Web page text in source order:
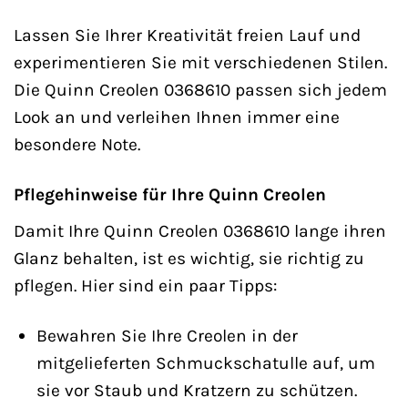
Lassen Sie Ihrer Kreativität freien Lauf und
experimentieren Sie mit verschiedenen Stilen.
Die Quinn Creolen 0368610 passen sich jedem
Look an und verleihen Ihnen immer eine
besondere Note.
Pflegehinweise für Ihre Quinn Creolen
Damit Ihre Quinn Creolen 0368610 lange ihren
Glanz behalten, ist es wichtig, sie richtig zu
pflegen. Hier sind ein paar Tipps:
Bewahren Sie Ihre Creolen in der
mitgelieferten Schmuckschatulle auf, um
sie vor Staub und Kratzern zu schützen.